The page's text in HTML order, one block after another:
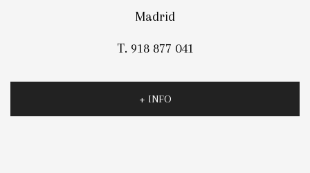
Madrid
T. 918 877 041
+ INFO